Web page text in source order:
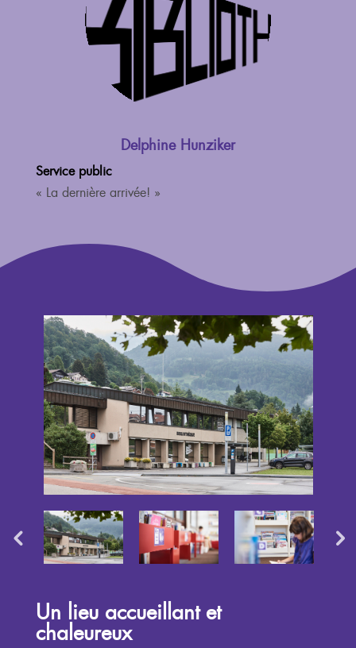
Delphine Hunziker
Service public
« La dernière arrivée! »
Un lieu accueillant et
chaleureux